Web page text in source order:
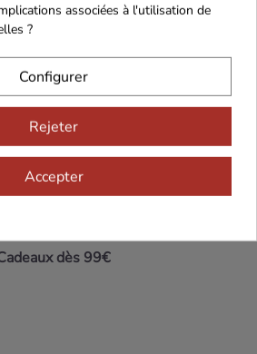
Paiement Sécurisé
Livraison 24h/48h
dès 99€
associées à l'utilisation de
?
Configurer
Rejeter
Accepter